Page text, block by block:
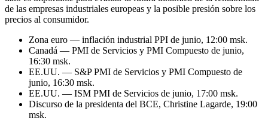
de las empresas industriales europeas y la posible presión sobre los
precios al consumidor.
Zona euro — inflación industrial PPI de junio, 12:00 msk.
Canadá — PMI de Servicios y PMI Compuesto de junio,
16:30 msk.
EE.UU. — S&P PMI de Servicios y PMI Compuesto de
junio, 16:30 msk.
EE.UU. — ISM PMI de Servicios de junio, 17:00 msk.
Discurso de la presidenta del BCE, Christine Lagarde, 19:00
msk.